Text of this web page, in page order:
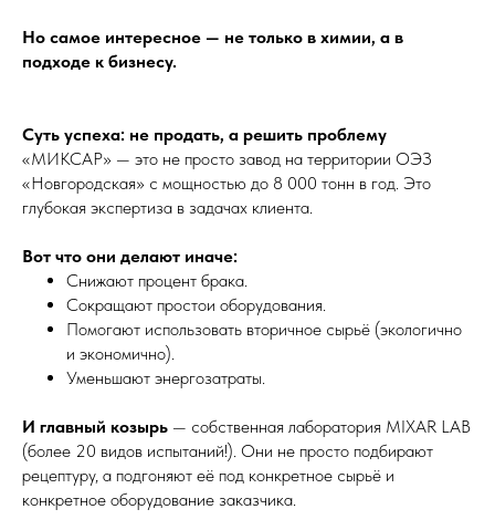
Но самое интересное — не только в химии, а в
подходе к бизнесу.
Суть успеха: не продать, а решить проблему
«МИКСАР» — это не просто завод на территории ОЭЗ
«Новгородская» с мощностью до 8 000 тонн в год. Это
глубокая экспертиза в задачах клиента.
Вот что они делают иначе:
Снижают процент брака.
Сокращают простои оборудования.
Помогают использовать вторичное сырьё (экологично
и экономично).
Уменьшают энергозатраты.
И главный козырь — собственная лаборатория MIXAR LAB
(более 20 видов испытаний!). Они не просто подбирают
рецептуру, а подгоняют её под конкретное сырьё и
конкретное оборудование заказчика.